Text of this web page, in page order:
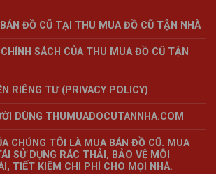
ĐỒ CŨ TẠI THU MUA ĐỒ CŨ TẬN NHÀ
SÁCH CỦA THU MUA ĐỒ CŨ TẬN
RIÊNG TƯ (PRIVACY POLICY)
DÙNG THUMUADOCUTANNHA.COM
CHÚNG TÔI LÀ MUA BÁN ĐỒ CŨ. MUA
SỬ DỤNG RÁC THẢI, BẢO VỆ MÔI
TIẾT KIỆM CHI PHÍ CHO MỌI NHÀ.